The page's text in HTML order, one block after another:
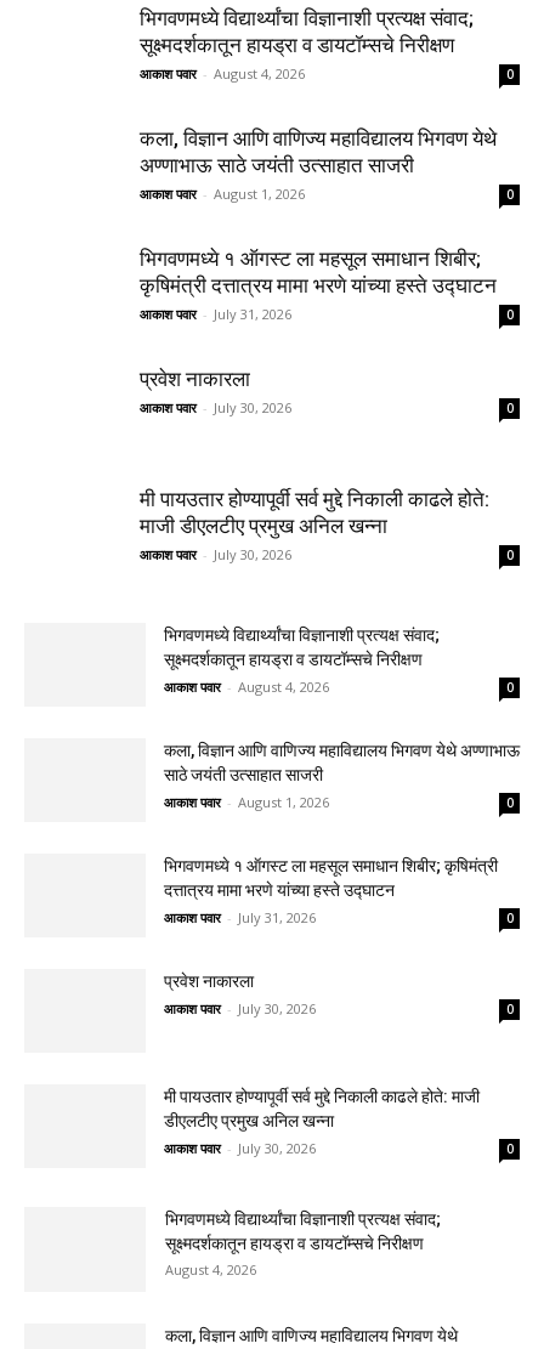
भिगवणमध्ये विद्यार्थ्यांचा विज्ञानाशी प्रत्यक्ष संवाद;
सूक्ष्मदर्शकातून हायड्रा व डायटॉम्सचे निरीक्षण
आकाश पवार - August 4, 2026 0
कला, विज्ञान आणि वाणिज्य महाविद्यालय भिगवण येथे
अण्णाभाऊ साठे जयंती उत्साहात साजरी
आकाश पवार - August 1, 2026 0
भिगवणमध्ये १ ऑगस्ट ला महसूल समाधान शिबीर;
कृषिमंत्री दत्तात्रय मामा भरणे यांच्या हस्ते उद्घाटन
आकाश पवार - July 31, 2026 0
प्रवेश नाकारला
आकाश पवार - July 30, 2026 0
मी पायउतार होण्यापूर्वी सर्व मुद्दे निकाली काढले होते:
माजी डीएलटीए प्रमुख अनिल खन्ना
आकाश पवार - July 30, 2026 0
भिगवणमध्ये विद्यार्थ्यांचा विज्ञानाशी प्रत्यक्ष संवाद;
सूक्ष्मदर्शकातून हायड्रा व डायटॉम्सचे निरीक्षण
आकाश पवार - August 4, 2026 0
कला, विज्ञान आणि वाणिज्य महाविद्यालय भिगवण येथे अण्णाभाऊ
साठे जयंती उत्साहात साजरी
आकाश पवार - August 1, 2026 0
भिगवणमध्ये १ ऑगस्ट ला महसूल समाधान शिबीर; कृषिमंत्री
दत्तात्रय मामा भरणे यांच्या हस्ते उद्घाटन
आकाश पवार - July 31, 2026 0
प्रवेश नाकारला
आकाश पवार - July 30, 2026 0
मी पायउतार होण्यापूर्वी सर्व मुद्दे निकाली काढले होते: माजी
डीएलटीए प्रमुख अनिल खन्ना
आकाश पवार - July 30, 2026 0
भिगवणमध्ये विद्यार्थ्यांचा विज्ञानाशी प्रत्यक्ष संवाद;
सूक्ष्मदर्शकातून हायड्रा व डायटॉम्सचे निरीक्षण
August 4, 2026
कला, विज्ञान आणि वाणिज्य महाविद्यालय भिगवण येथे